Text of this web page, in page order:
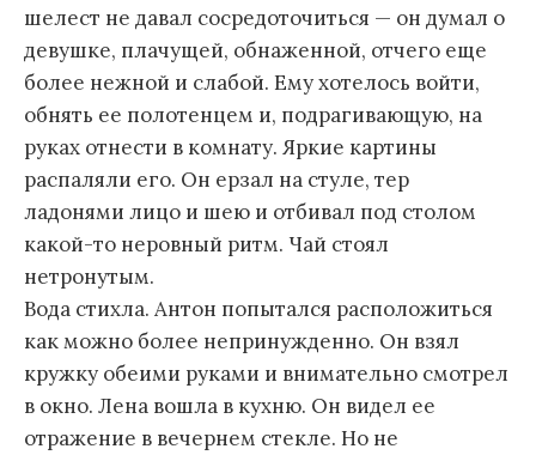
шелест не давал сосредоточиться — он думал о
девушке, плачущей, обнаженной, отчего еще
более нежной и слабой. Ему хотелось войти,
обнять ее полотенцем и, подрагивающую, на
руках отнести в комнату. Яркие картины
распаляли его. Он ерзал на стуле, тер
ладонями лицо и шею и отбивал под столом
какой-то неровный ритм. Чай стоял
нетронутым.
Вода стихла. Антон попытался расположиться
как можно более непринужденно. Он взял
кружку обеими руками и внимательно смотрел
в окно. Лена вошла в кухню. Он видел ее
отражение в вечернем стекле. Но не